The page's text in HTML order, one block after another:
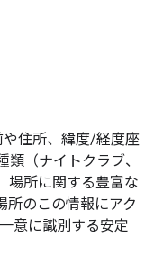
や住所、緯度/経度座
（ナイトクラブ、
場所に関する豊富な
所のこの情報にアク
意に識別する安定